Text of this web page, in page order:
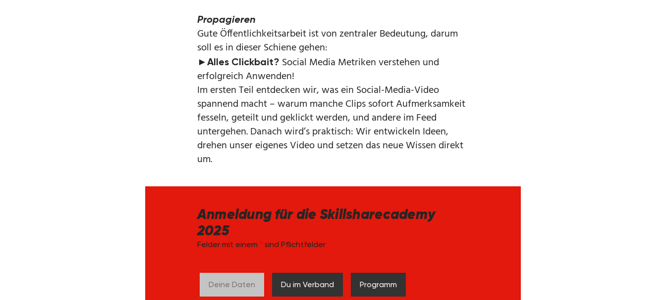
Propagieren
Gute Öffentlichkeitsarbeit ist von zentraler Bedeutung, darum
soll es in dieser Schiene gehen:
►Alles Clickbait? Social Media Metriken verstehen und
erfolgreich Anwenden!
Im ersten Teil entdecken wir, was ein Social-Media-Video
spannend macht – warum manche Clips sofort Aufmerksamkeit
fesseln, geteilt und geklickt werden, und andere im Feed
untergehen. Danach wird’s praktisch: Wir entwickeln Ideen,
drehen unser eigenes Video und setzen das neue Wissen direkt
um.
Anmeldung für die Skillsharecademy
2025
Felder mit einem * sind Pflichtfelder
Deine Daten Du im Verband Programm